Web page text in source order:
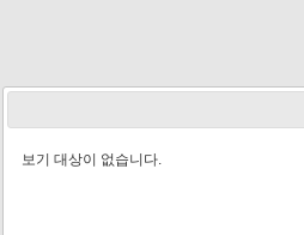
보기 대상이 없습니다.